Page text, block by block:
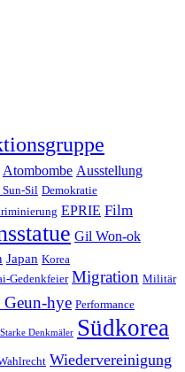
Atombombe Ausstellung
Sil Demokratie
EPRIE Film
Gil Won-ok
Japan Korea
Gedenkfeier Migration Militär
Geun-hye Performance
Starke Denkmäler Südkorea
Wiedervereinigung